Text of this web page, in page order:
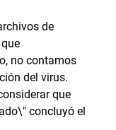
de
no contamos
del virus.
que
concluyó el